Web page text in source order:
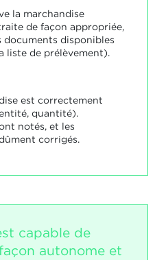
la marchandise
de façon appropriée,
documents disponibles
liste de prélèvement).
est correctement
quantité).
notés, et les
corrigés.
capable de
autonome et